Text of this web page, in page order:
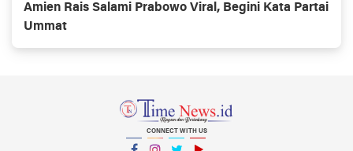
Amien Rais Salami Prabowo Viral, Begini Kata Partai
Ummat
CONNECT WITH US